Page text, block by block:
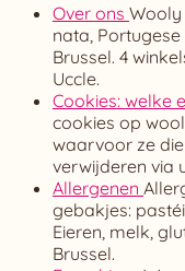
Over ons Wooly
nata,
Brussel. 4
Uccle.
Cookies: welke
cookies op
waarvoor ze
verwijderen via
Allergenen
gebakjes:
Eieren, melk,
Brussel.